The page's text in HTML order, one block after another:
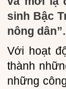
sinh Bậc
nông dân”.
Với hoạt
thành
những